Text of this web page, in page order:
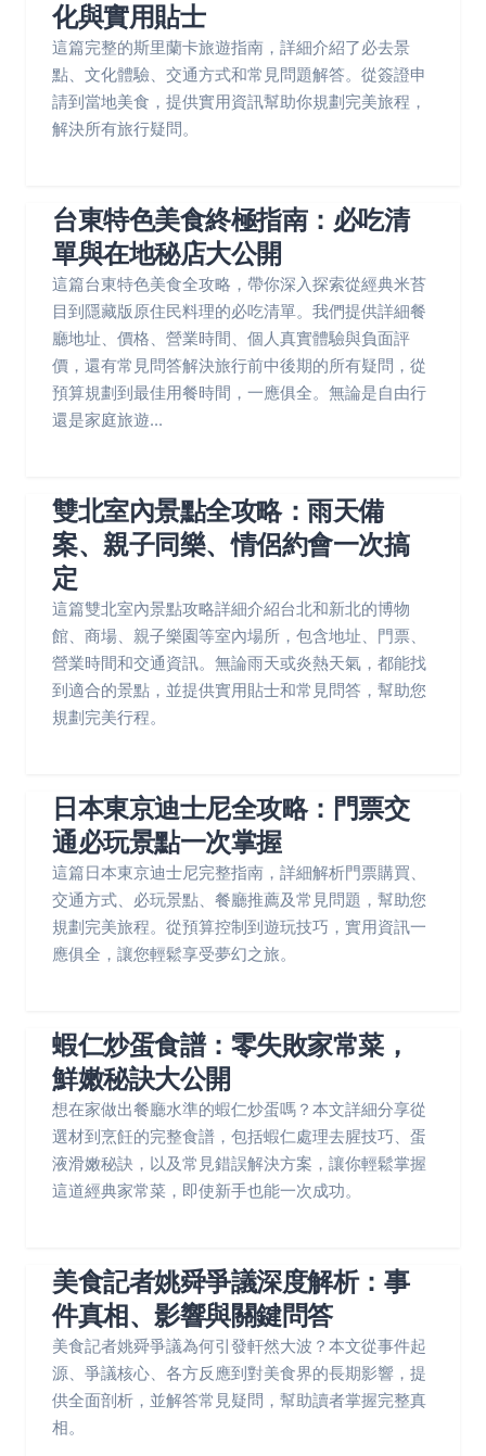
化與實用貼士
這篇完整的斯里蘭卡旅遊指南，詳細介紹了必去景
點、文化體驗、交通方式和常見問題解答。從簽證申
請到當地美食，提供實用資訊幫助你規劃完美旅程，
解決所有旅行疑問。
台東特色美食終極指南：必吃清
單與在地秘店大公開
這篇台東特色美食全攻略，帶你深入探索從經典米苔
目到隱藏版原住民料理的必吃清單。我們提供詳細餐
廳地址、價格、營業時間、個人真實體驗與負面評
價，還有常見問答解決旅行前中後期的所有疑問，從
預算規劃到最佳用餐時間，一應俱全。無論是自由行
還是家庭旅遊...
雙北室內景點全攻略：雨天備
案、親子同樂、情侶約會一次搞
定
這篇雙北室內景點攻略詳細介紹台北和新北的博物
館、商場、親子樂園等室內場所，包含地址、門票、
營業時間和交通資訊。無論雨天或炎熱天氣，都能找
到適合的景點，並提供實用貼士和常見問答，幫助您
規劃完美行程。
日本東京迪士尼全攻略：門票交
通必玩景點一次掌握
這篇日本東京迪士尼完整指南，詳細解析門票購買、
交通方式、必玩景點、餐廳推薦及常見問題，幫助您
規劃完美旅程。從預算控制到遊玩技巧，實用資訊一
應俱全，讓您輕鬆享受夢幻之旅。
蝦仁炒蛋食譜：零失敗家常菜，
鮮嫩秘訣大公開
想在家做出餐廳水準的蝦仁炒蛋嗎？本文詳細分享從
選材到烹飪的完整食譜，包括蝦仁處理去腥技巧、蛋
液滑嫩秘訣，以及常見錯誤解決方案，讓你輕鬆掌握
這道經典家常菜，即使新手也能一次成功。
美食記者姚舜爭議深度解析：事
件真相、影響與關鍵問答
美食記者姚舜爭議為何引發軒然大波？本文從事件起
源、爭議核心、各方反應到對美食界的長期影響，提
供全面剖析，並解答常見疑問，幫助讀者掌握完整真
相。